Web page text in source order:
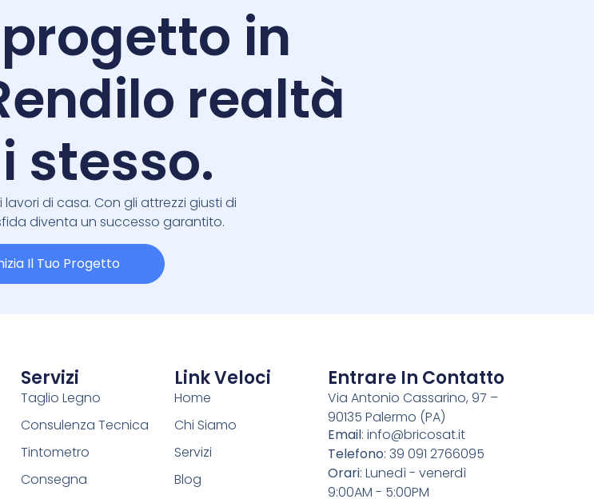
in
realtà
stesso.
di casa. Con gli attrezzi giusti di
diventa un successo garantito.
Il Tuo Progetto
Servizi
Taglio Legno
Consulenza Tecnica
Tintometro
Consegna
Link Veloci
Home
Chi Siamo
Servizi
Blog
Entrare In Contatto
Via Antonio Cassarino, 97 –
90135 Palermo (PA)
Email: info@bricosat.it
Telefono: 39 091 2766095
Orari: Lunedì - venerdì
9:00AM - 5:00PM